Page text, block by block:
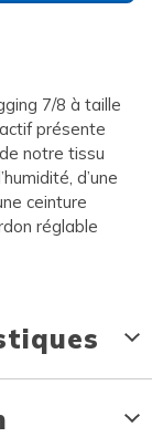
7/8 à taille
présente
notre tissu
d’une
ceinture
réglable